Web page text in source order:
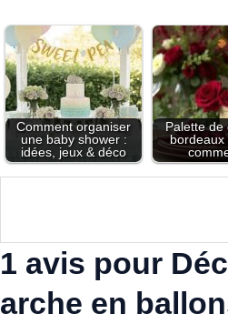
Comment organiser
une baby shower :
idées, jeux & déco
Palette de
bordeaux
1 avis pour
arche en